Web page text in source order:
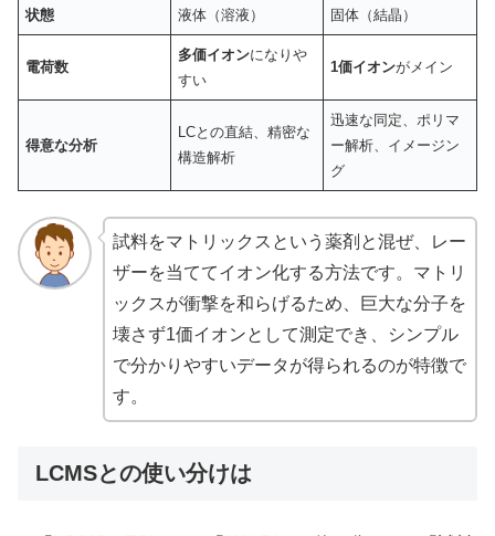
状態 液体（溶液） 固体（結晶）
電荷数
多価イオンになりや
すい
1価イオンがメイン
得意な分析
LCとの直結、精密な
構造解析
迅速な同定、ポリマ
ー解析、イメージン
グ
試料をマトリックスという薬剤と混ぜ、レー
ザーを当ててイオン化する方法です。マトリ
ックスが衝撃を和らげるため、巨大な分子を
壊さず1価イオンとして測定でき、シンプル
で分かりやすいデータが得られるのが特徴で
す。
LCMSとの使い分けは